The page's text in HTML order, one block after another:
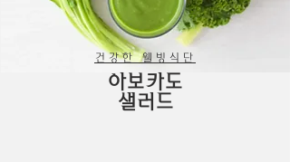
건강한 웰빙식단
아보카도
​샐러드